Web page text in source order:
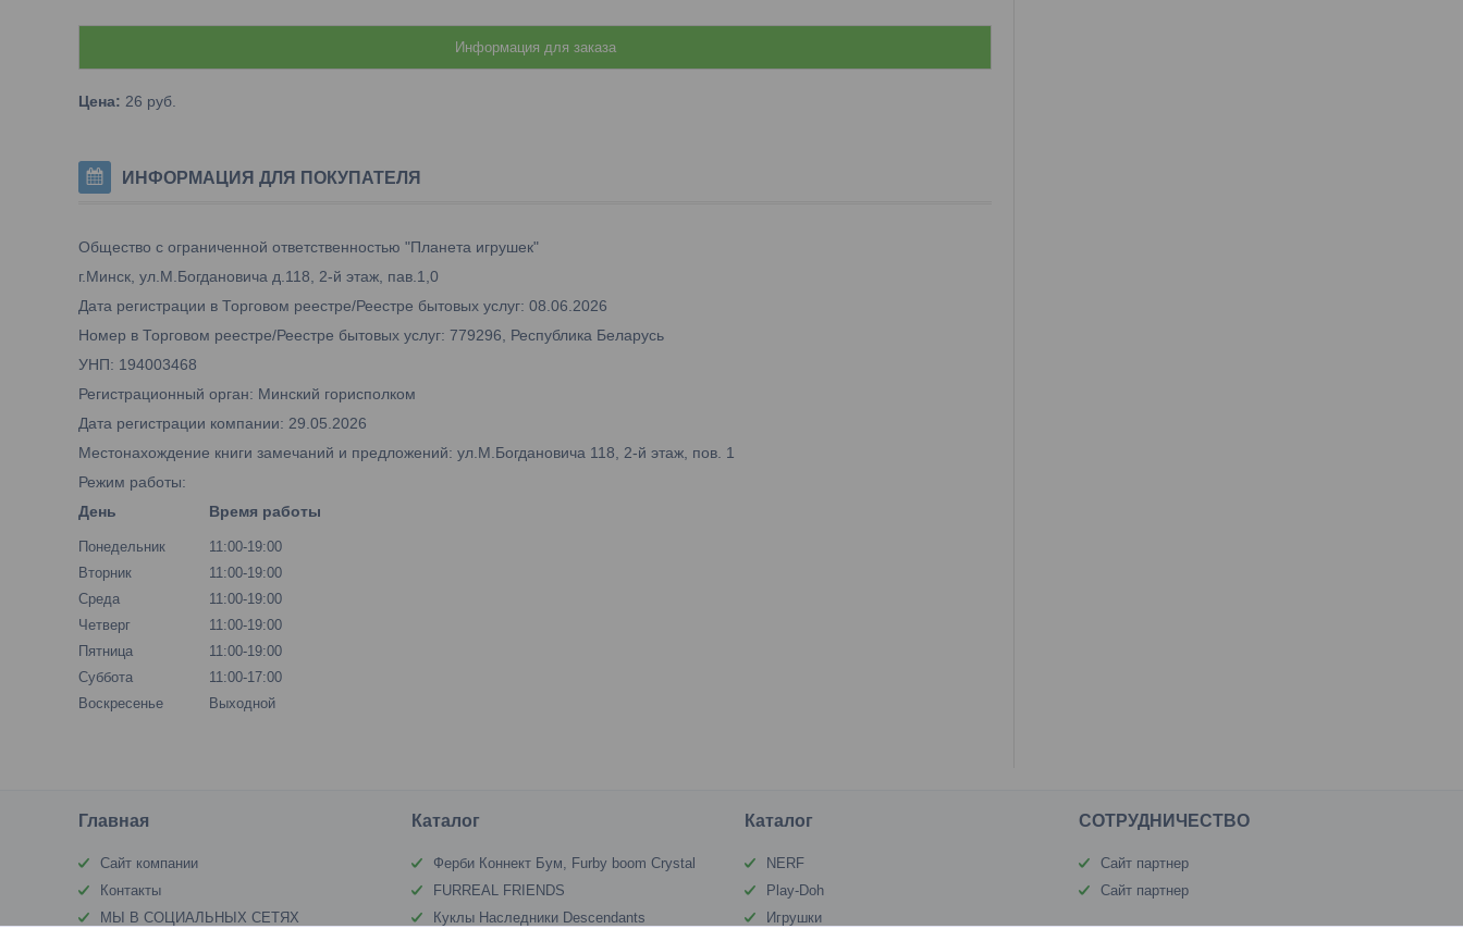
Информация для заказа
Цена: 26 руб.
ИНФОРМАЦИЯ ДЛЯ ПОКУПАТЕЛЯ
Общество с ограниченной ответственностью "Планета игрушек"
г.Минск, ул.М.Богдановича д.118, 2-й этаж, пав.1,0
Дата регистрации в Торговом реестре/Реестре бытовых услуг: 08.06.2026
Номер в Торговом реестре/Реестре бытовых услуг: 779296, Республика Беларусь
УНП: 194003468
Регистрационный орган: Минский горисполком
Дата регистрации компании: 29.05.2026
Местонахождение книги замечаний и предложений: ул.М.Богдановича 118, 2-й этаж, пов. 1
Режим работы:
День
Время работы
Понедельник
11:00-19:00
Вторник
11:00-19:00
Среда
11:00-19:00
Четверг
11:00-19:00
Пятница
11:00-19:00
Суббота
11:00-17:00
Воскресенье
Выходной
Главная
Сайт компании
Контакты
МЫ В СОЦИАЛЬНЫХ СЕТЯХ
Каталог
Ферби Коннект Бум, Furby boom Crystal
FURREAL FRIENDS
Куклы Наследники Descendants
Каталог
NERF
Play-Doh
Игрушки
CОТРУДНИЧЕСТВО
Сайт партнер
Сайт партнер